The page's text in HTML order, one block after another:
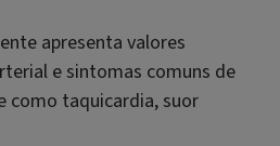
apresenta valores
e sintomas comuns de
como taquicardia, suor